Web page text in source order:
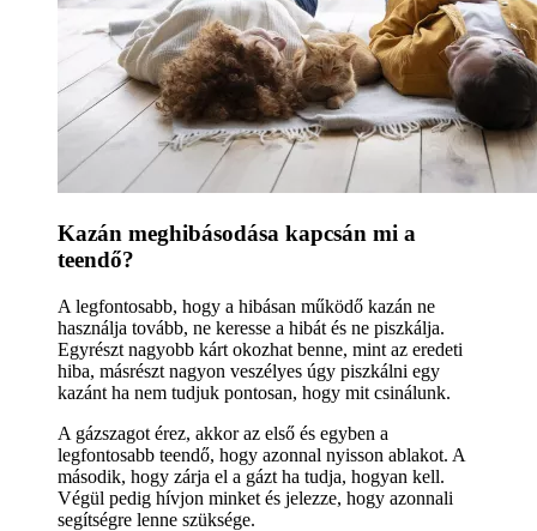
Kazán meghibásodása kapcsán mi a
teendő?
A legfontosabb, hogy a hibásan működő kazán ne
használja tovább, ne keresse a hibát és ne piszkálja.
Egyrészt nagyobb kárt okozhat benne, mint az eredeti
hiba, másrészt nagyon veszélyes úgy piszkálni egy
kazánt ha nem tudjuk pontosan, hogy mit csinálunk.
A gázszagot érez, akkor az első és egyben a
legfontosabb teendő, hogy azonnal nyisson ablakot. A
második, hogy zárja el a gázt ha tudja, hogyan kell.
Végül pedig hívjon minket és jelezze, hogy azonnali
segítségre lenne szüksége.